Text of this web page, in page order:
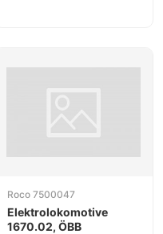
Roco 7500047
Elektrolokomotive
1670.02, ÖBB